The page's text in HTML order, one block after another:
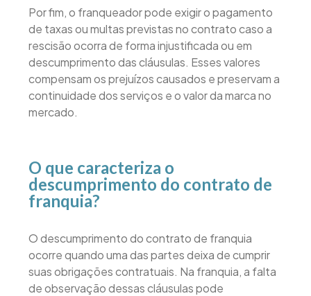
Por fim, o franqueador pode exigir o pagamento
de taxas ou multas previstas no contrato caso a
rescisão ocorra de forma injustificada ou em
descumprimento das cláusulas. Esses valores
compensam os prejuízos causados e preservam a
continuidade dos serviços e o valor da marca no
mercado.
O que caracteriza o
descumprimento do contrato de
franquia?
O descumprimento do contrato de franquia
ocorre quando uma das partes deixa de cumprir
suas obrigações contratuais. Na franquia, a falta
de observação dessas cláusulas pode